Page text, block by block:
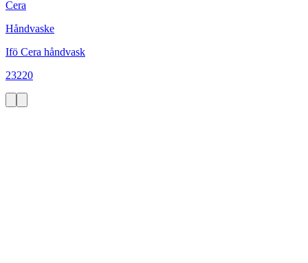
Cera
Håndvaske
Ifö Cera håndvask
23220